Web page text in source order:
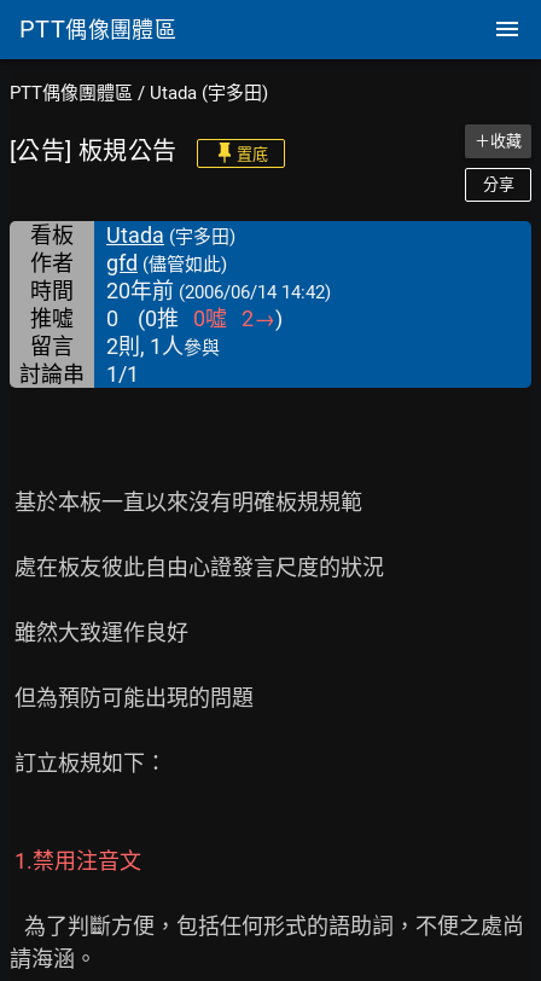
PTT偶像團體區
PTT偶像團體區 / Utada (宇多田)
[公告] 板規公告 置底
＋收藏
分享
看板 Utada (宇多田)
作者 gfd (儘管如此)
時間 20年前 (2006/06/14 14:42)
推噓 0 (0推 0噓 2→)
留言
2則, 1人參與
討論串 1/1
1.禁用注音文
請海涵。